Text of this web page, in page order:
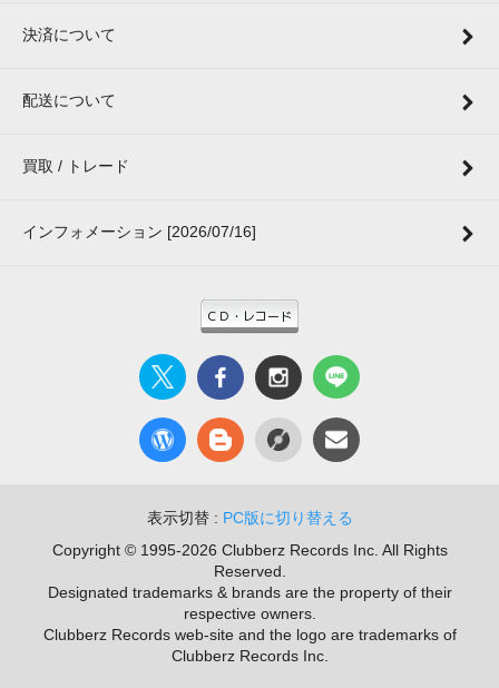
決済について
配送について
買取 / トレード
インフォメーション [2026/07/16]
表示切替 : PC版に切り替える
Copyright © 1995-2026 Clubberz Records Inc. All Rights
Reserved.
Designated trademarks & brands are the property of their
respective owners.
Clubberz Records web-site and the logo are trademarks of
Clubberz Records Inc.